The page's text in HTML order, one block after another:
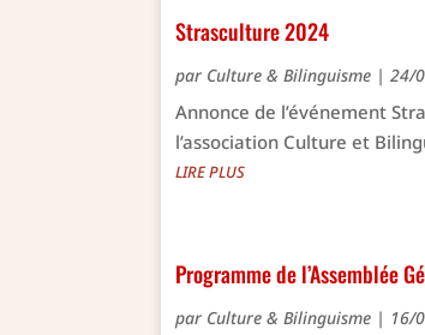
Strasculture 2024
par Culture & Bilinguisme |24/
Annonce de l’événement
l’association Culture et
LIRE PLUS
Programme de l’Assemblée
par Culture & Bilinguisme | 16/